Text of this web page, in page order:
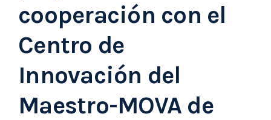
cooperación con el
Centro de
Innovación del
Maestro-MOVA de